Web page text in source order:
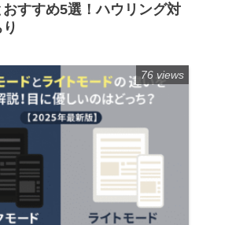
すすめ5選！ハウリング対
76 views